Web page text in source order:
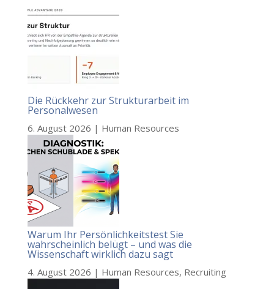
Die Rückkehr zur Strukturarbeit im
Personalwesen
6. August 2026 | Human Resources
Warum Ihr Persönlichkeitstest Sie
wahrscheinlich belügt – und was die
Wissenschaft wirklich dazu sagt
4. August 2026 | Human Resources, Recruiting